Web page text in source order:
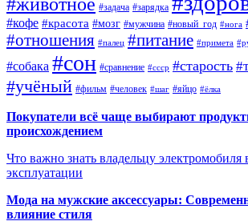
#задача #зарядка
#кофе #красота #мозг #мужчина #новый_год #нога
#отношения #палец #питание #примета
#собака #сон #сравнение #ссср #старость
#учёный #фильм #человек #шаг #яйцо #ёлка
Покупатели всё чаще выбирают
происхождением
Что важно знать владельцу
эксплуатации
Мода на мужские аксессуары:
влияние стиля